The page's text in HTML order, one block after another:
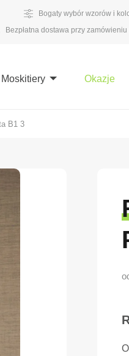
Bogaty wybór wzorów i
Bezpłatna dostawa przy zamówieniu
Moskitiery Okazje
B1 3